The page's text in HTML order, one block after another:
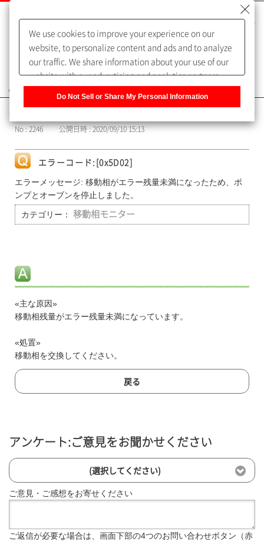
よくあるご質問（FAQ）
No : 2246 公開日時 : 2020/09/10 15:13
エラーコード:[0x5D02]
エラーメッセージ: 移動相がエラー残量未満になったため、ポ
ンプとオーブンを停止しました。
カテゴリー： 移動相モニター
«主な原因»
移動相残量がエラー残量未満になっています。
«処置»
移動相を交換してください。
戻る
アンケート:ご意見をお聞かせください
(選択してください)
ご意見・ご感想をお寄せください
ご返信が必要な場合は、画面下部の4つのお問い合わせボタン（赤
We use cookies to improve your experience on our
website, to personalize content and ads and to analyze
our traffic. We share information about your use of our
website with our advertising and analytics partners,
of our sharing information about you with our partners.
Information] to customize your cookie settings on our
Do Not Sell or Share My Personal Information